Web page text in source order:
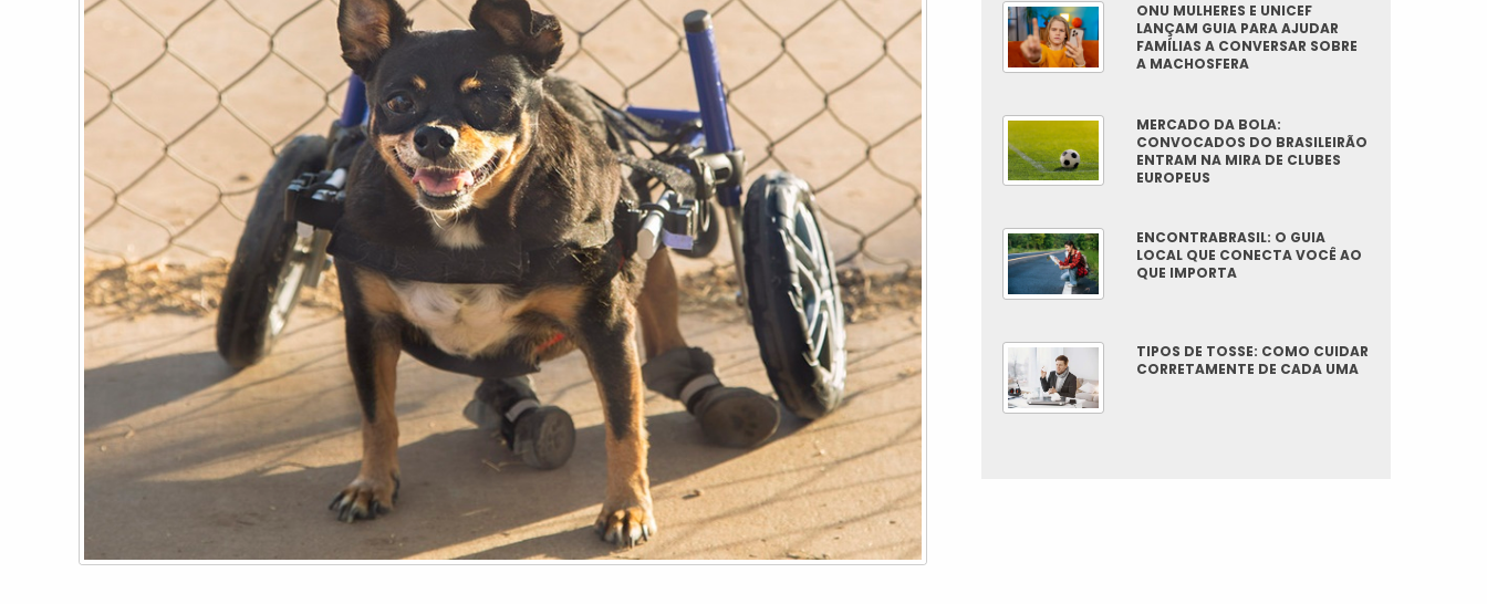
ONU MULHERES E UNICEF
LANÇAM GUIA PARA AJUDAR
FAMÍLIAS A CONVERSAR SOBRE
A MACHOSFERA
MERCADO DA BOLA:
CONVOCADOS DO BRASILEIRÃO
ENTRAM NA MIRA DE CLUBES
EUROPEUS
ENCONTRABRASIL: O GUIA
LOCAL QUE CONECTA VOCÊ AO
QUE IMPORTA
TIPOS DE TOSSE: COMO CUIDAR
CORRETAMENTE DE CADA UMA